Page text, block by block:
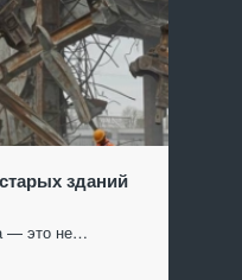
зданий
— это не…